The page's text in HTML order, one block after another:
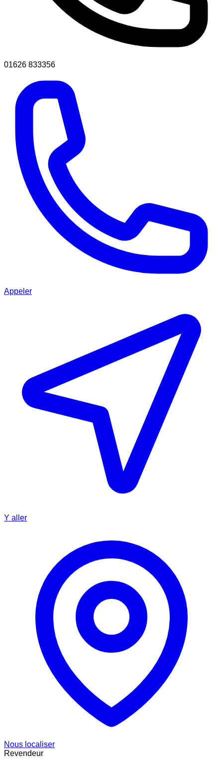
01626 833356
Appeler
Y aller
Nous localiser
Revendeur